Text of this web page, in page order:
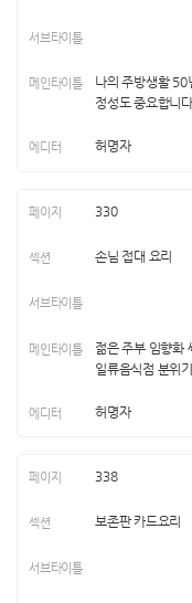
나의 주방생활 50
정성도 중요합니다
허명자
330
손님 접대 요리
젊은 주부 임향화
일류음식점 분위
허명자
338
보존판 카드요리